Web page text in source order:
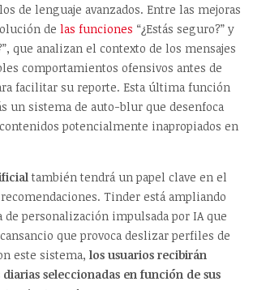
de lenguaje avanzados. Entre las mejoras
delas funciones “¿Estás seguro?” y
que analizan el contexto de los mensajes
comportamientos ofensivos antes de
facilitar su reporte. Esta última función
un sistema de auto-blur que desenfoca
potencialmente inapropiados en
también tendrá un papel clave en el
Tinder está ampliando
de personalización impulsada por IA que
que provoca deslizar perfiles de
este sistema, los usuarios recibirán
seleccionadas en función de sus